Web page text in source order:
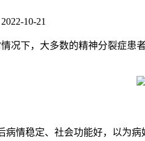
10-21
况下，大多数的精神分裂症患
稳定、社会功能好，以为病